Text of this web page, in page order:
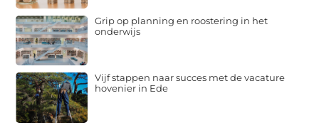
Grip op planning en roostering in het
onderwijs
Vijf stappen naar succes met de vacature
hovenier in Ede